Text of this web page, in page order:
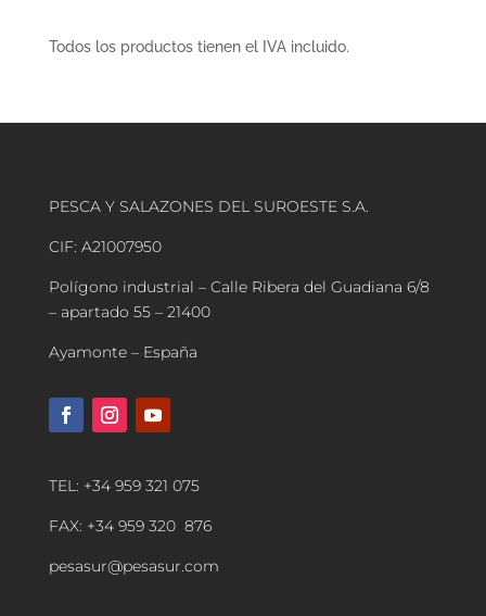
Todos los productos tienen el IVA incluido.
PESCA Y SALAZONES DEL SUROESTE S.A.
CIF: A21007950
Polígono industrial – Calle Ribera del Guadiana 6/8
– apartado 55 – 21400
Ayamonte – España
TEL: +34 959 321 075
FAX: +34 959 320 876
pesasur@pesasur.com